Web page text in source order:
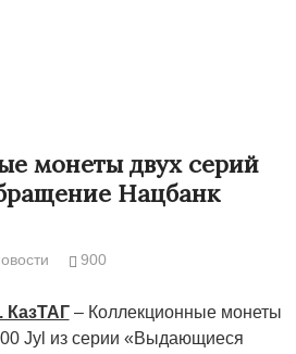
монеты двух серий
Нацбанк
900
КазТАГ– Коллекционные монеты
Jyl из серии «Выдающиеся